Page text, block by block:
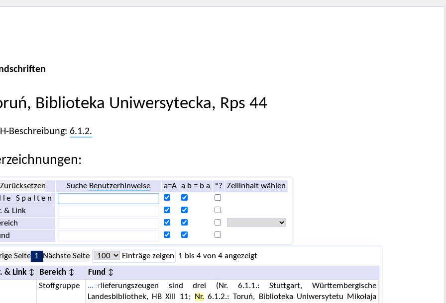
Biblioteka Uniwersytecka, Rps 44
Beschreibung: 6.1.2.
Zurücksetzen Suche Benutzerhinweise a=A a b = b a *?
Zellinhalt wählen
Spalten
& Link
Seite 1 Nächste Seite Einträge zeigen 1 bis 4 von 4 angezeigt
& Link Bereich
Fund
Stoffgruppe
erlieferungszeugen sind drei (Nr. 6.1.1.: Stuttgart, Württembergische
Landesbibliothek, HB XIII 11;
Nr. 6.1.2.: Toruń, Biblioteka Uniwersytetu Mikołaja